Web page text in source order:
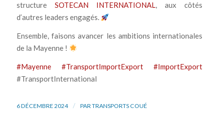
structure SOTECAN INTERNATIONAL, aux côtés
d’autres leaders engagés.
Ensemble, faisons avancer les ambitions internationales
de la Mayenne !
#Mayenne #TransportImportExport
#ImportExport
#TransportInternational
6 DÉCEMBRE 2024 / PAR TRANSPORTS COUÉ